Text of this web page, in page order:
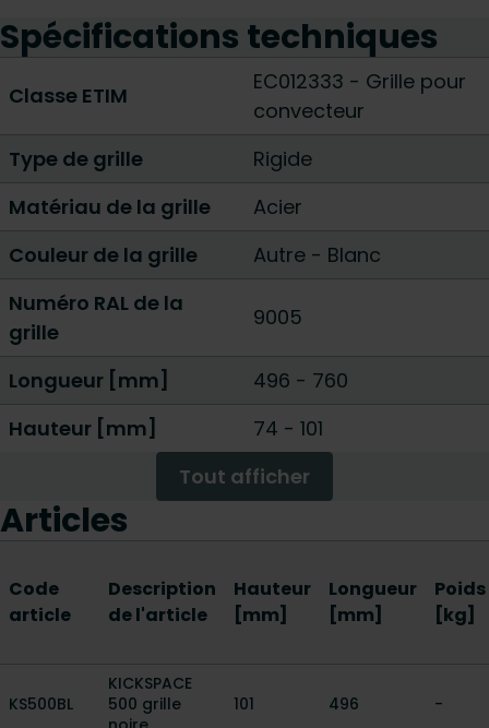
Spécifications techniques
Classe ETIM
EC012333 - Grille pour
convecteur
Type de grille
Rigide
Matériau de la grille
Acier
Couleur de la grille
Autre - Blanc
Numéro RAL de la
grille
9005
Longueur [mm] 496 - 760
Hauteur [mm]
74 - 101
Tout afficher
Articles
Code
article
Description
de l'article
Hauteur
[mm]
Longueur
[mm]
Poids
[kg]
KS500BL
KICKSPACE
500 grille
101 496 -